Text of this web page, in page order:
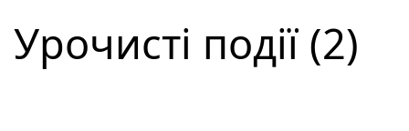
Урочисті події (2)